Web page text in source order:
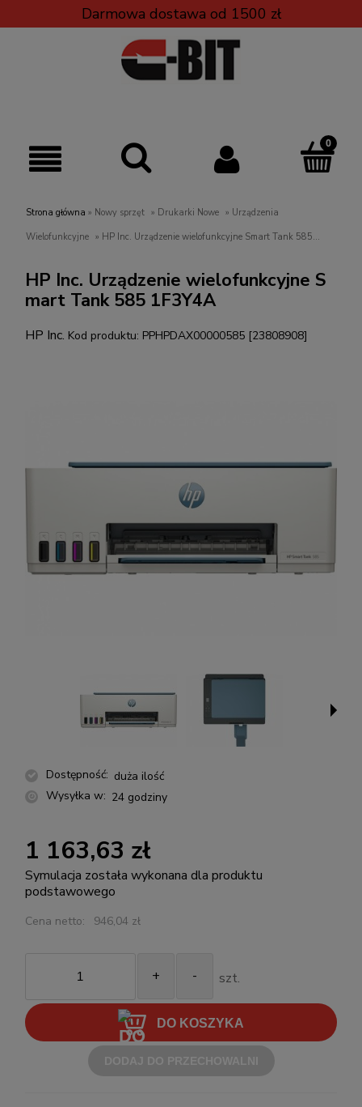
Darmowa dostawa od 1500 zł
Strona główna » Nowy sprzęt » Drukarki Nowe » Urządzenia
Wielofunkcyjne » HP Inc. Urządzenie wielofunkcyjne Smart Tank 585
HP Inc. Urządzenie wielofunkcyjne S
mart Tank 585 1F3Y4A
HP Inc. Kod produktu: PPHPDAX00000585 [23808908]
Dostępność: duża ilość
Wysyłka w: 24 godziny
1 163,63 zł
Symulacja została wykonana dla produktu
podstawowego
Cena netto: 946,04 zł
+ - szt.
DO KOSZYKA